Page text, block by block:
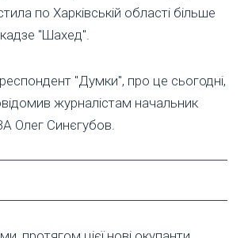
по Харківській області більше
"Шахед".
"Думки", про це сьогодні,
журналістам начальник
Олег Синєгубов.